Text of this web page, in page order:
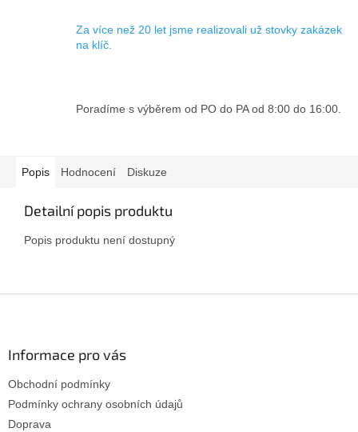
Za více než 20 let jsme realizovali už stovky zakázek
na klíč.
Poradíme s výběrem od PO do PA od 8:00 do 16:00.
Popis Hodnocení Diskuze
Detailní popis produktu
Popis produktu není dostupný
Informace pro vás
Obchodní podmínky
Podmínky ochrany osobních údajů
Doprava